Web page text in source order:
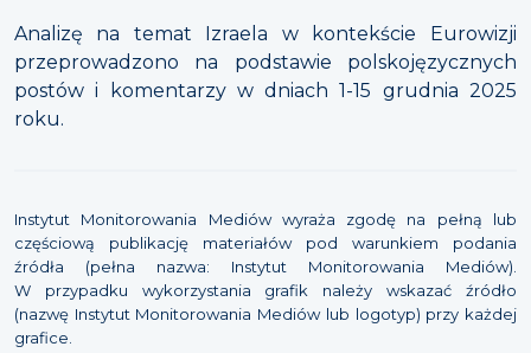
Analizę na temat Izraela w kontekście Eurowizji
przeprowadzono na podstawie polskojęzycznych
postów i komentarzy w dniach 1-15 grudnia 2025
roku.
Instytut Monitorowania Mediów wyraża zgodę na pełną lub
częściową publikację materiałów pod warunkiem podania
źródła (pełna nazwa: Instytut Monitorowania Mediów).
W przypadku wykorzystania grafik należy wskazać źródło
(nazwę Instytut Monitorowania Mediów lub logotyp) przy każdej
grafice.